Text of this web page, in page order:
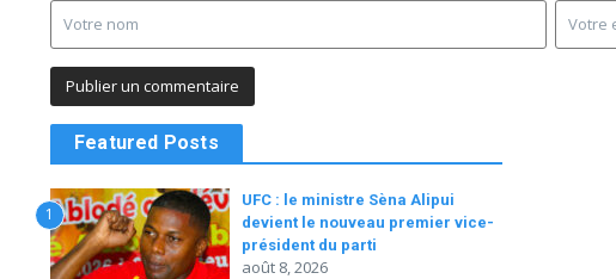
Featured Posts
1
UFC : le ministre Sèna Alipui
devient le nouveau premier vice-
président du parti
août 8, 2026